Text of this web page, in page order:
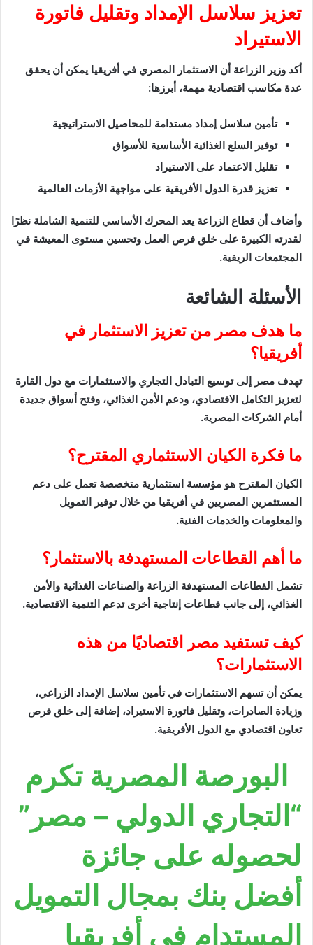
تعزيز سلاسل الإمداد وتقليل فاتورة
الاستيراد
أكد وزير الزراعة أن الاستثمار المصري في أفريقيا يمكن أن يحقق
عدة مكاسب اقتصادية مهمة، أبرزها:
تأمين سلاسل إمداد مستدامة للمحاصيل الاستراتيجية
توفير السلع الغذائية الأساسية للأسواق
تقليل الاعتماد على الاستيراد
تعزيز قدرة الدول الأفريقية على مواجهة الأزمات العالمية
وأضاف أن قطاع الزراعة يعد المحرك الأساسي للتنمية الشاملة نظرًا
لقدرته الكبيرة على خلق فرص العمل وتحسين مستوى المعيشة في
المجتمعات الريفية.
الأسئلة الشائعة
ما هدف مصر من تعزيز الاستثمار في
أفريقيا؟
تهدف مصر إلى توسيع التبادل التجاري والاستثمارات مع دول القارة
لتعزيز التكامل الاقتصادي، ودعم الأمن الغذائي، وفتح أسواق جديدة
أمام الشركات المصرية.
ما فكرة الكيان الاستثماري المقترح؟
الكيان المقترح هو مؤسسة استثمارية متخصصة تعمل على دعم
المستثمرين المصريين في أفريقيا من خلال توفير التمويل
والمعلومات والخدمات الفنية.
ما أهم القطاعات المستهدفة بالاستثمار؟
تشمل القطاعات المستهدفة الزراعة والصناعات الغذائية والأمن
الغذائي، إلى جانب قطاعات إنتاجية أخرى تدعم التنمية الاقتصادية.
كيف تستفيد مصر اقتصاديًا من هذه
الاستثمارات؟
يمكن أن تسهم الاستثمارات في تأمين سلاسل الإمداد الزراعي،
وزيادة الصادرات، وتقليل فاتورة الاستيراد، إضافة إلى خلق فرص
تعاون اقتصادي مع الدول الأفريقية.
البورصة المصرية تكرم
“التجاري الدولي – مصر”
لحصوله على جائزة
أفضل بنك بمجال التمويل
المستدام في أفريقيا